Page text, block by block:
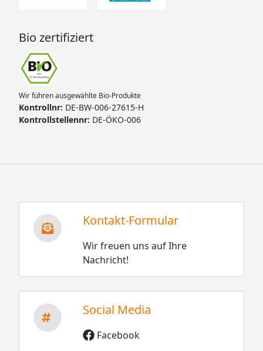
Bio zertifiziert
Wir führen ausgewählte Bio-Produkte
Kontrollnr: DE-BW-006-27615-H
Kontrollstellennr: DE-ÖKO-006
Kontakt-Formular
Wir freuen uns auf Ihre
Nachricht!
Social Media
Facebook